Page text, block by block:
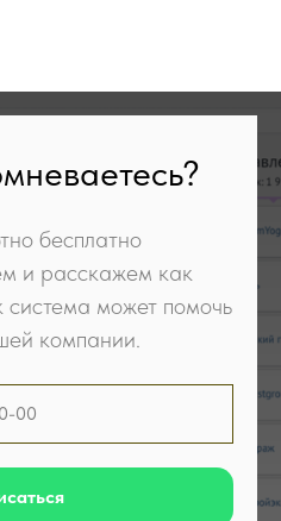
бесплатно
и расскажем как
система может помочь
компании.